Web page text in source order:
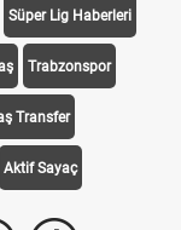
Süper Lig Haberleri
Trabzonspor
Transfer
Aktif Sayaç